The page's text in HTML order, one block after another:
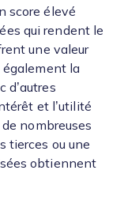
score élevé
qui rendent le
une valeur
également la
d’autres
et l’utilité
nombreuses
tierces ou une
obtiennent